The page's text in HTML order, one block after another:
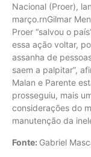
Nacional (Proer),
março.rnGilmar
Proer “salvou o
essa ação voltar,
assanha de
saem a palpitar”,
Malan e Parente
prosseguiu, mais
considerações do
manutenção da
Fonte: Gabriel